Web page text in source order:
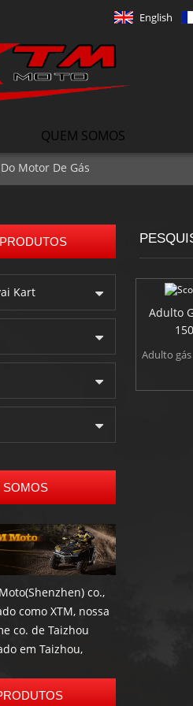
English
QUEM SOMOS
Motor De Gás
Kart
SOMOS
co.,
como XTM, nossa
co. de Taizhou
em Taizhou,
Adulto
Adulto